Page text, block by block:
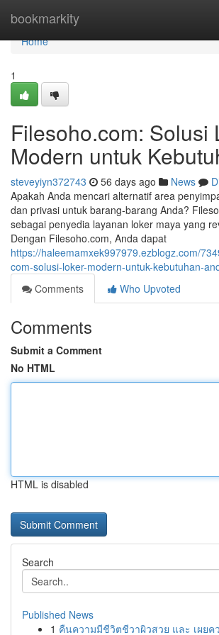
bookmarkity
Home
Home
1
Filesoho.com: Solusi
Modern untuk
steveyiyn372743 56 days ago News
Apakah Anda mencari alternatif area
dan privasi untuk barang-barang Anda?
sebagai penyedia layanan loker maya yang
Dengan Filesoho.com, Anda dapat
https://haleemamxek997979.ezblogz.com/
com-solusi-loker-modern-untuk-kebutuhan-
Comments
Who Upvoted
Comments
Submit a Comment
No HTML
HTML is disabled
Search
Published News
1 คืนความมีชีวิตชีวาผิวสวย และ เผยค